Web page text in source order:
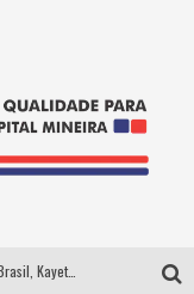
As Hilárias: Suzy Brasil, Kayete e Karoline Absinto retornam a Belo Horizonte para apresentação única no Teatro Sesiminas